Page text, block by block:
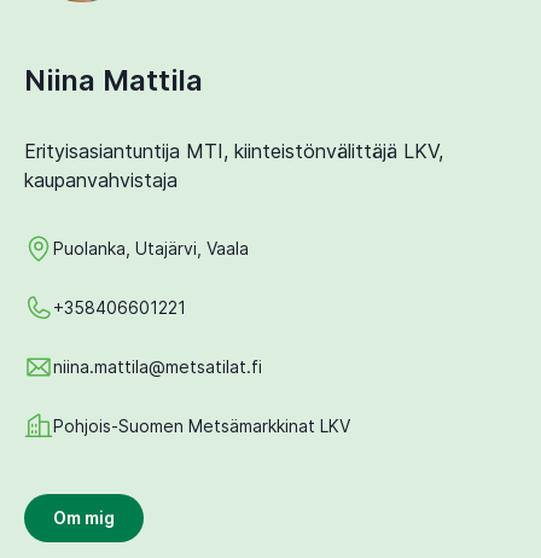
Niina Mattila
Erityisasiantuntija MTI, kiinteistönvälittäjä LKV,
kaupanvahvistaja
Puolanka, Utajärvi, Vaala
+358406601221
niina.mattila@metsatilat.fi
Pohjois-Suomen Metsämarkkinat LKV
Om mig